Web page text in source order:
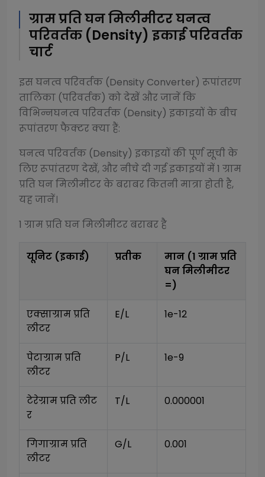
ग्राम प्रति घन मिलीमीटरघनत्व
परिवर्तक (Density) इकाई परिवर्तक
चार्ट
इसघनत्व परिवर्तक (Density Converter) रूपांतरण
तालिका (परिवर्तक) को देखें और जानें कि
विभिन्नघनत्व परिवर्तक (Density) इकाइयों के बीच
रूपांतरण फैक्टर क्या हैं:
घनत्व परिवर्तक (Density) इकाइयों की पूर्ण सूची के
लिए रूपांतरण देखें, और नीचे दी गई इकाइयों में 1 ग्राम
प्रति घन मिलीमीटरके बराबर कितनी मात्रा होती है,
यह जानें।
1 ग्राम प्रति घन मिलीमीटरबराबर है
यूनिट (इकाई) प्रतीक मान (1 ग्राम प्रति
घन मिलीमीटर
=)
एक्साग्राम प्रति
लीटर
E/L 1e-12
पेटाग्राम प्रति
लीटर
P/L 1e-9
टेरेग्राम प्रति लीट
र
T/L 0.000001
गिगाग्राम प्रति
लीटर
G/L 0.001